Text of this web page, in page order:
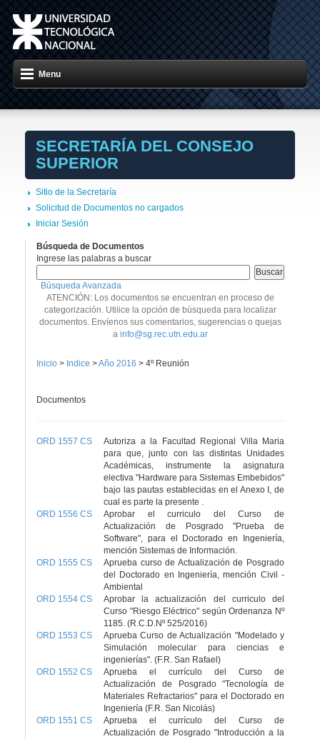
Menu
SECRETARÍA DEL CONSEJO
SUPERIOR
Sitio de la Secretaría
Solicitud de Documentos no cargados
Iniciar Sesión
Búsqueda de Documentos
Ingrese las palabras a buscar
Búsqueda Avanzada
ATENCIÓN: Los documentos se encuentran en proceso de
categorización. Utilice la opción de búsqueda para localizar
documentos. Envíenos sus comentarios, sugerencias o quejas
a info@sg.rec.utn.edu.ar
Inicio > Indice >Año 2016 > 4º Reunión
Documentos
ORD 1557 CS
Autoriza a la Facultad Regional Villa Maria
para que, junto con las distintas Unidades
Académicas, instrumente la asignatura
electiva "Hardware para Sistemas Embebidos"
bajo las pautas establecidas en el Anexo I, de
cual es parte la presente .
ORD 1556 CS
Aprobar el curriculo del Curso de
Actualización de Posgrado "Prueba de
Software", para el Doctorado en Ingeniería,
mención Sistemas de Información.
ORD 1555 CS
Aprueba curso de Actualización de Posgrado
del Doctorado en Ingeniería, mención Civil -
Ambiental
ORD 1554 CS
Aprobar la actualización del curriculo del
Curso "Riesgo Eléctrico" según Ordenanza Nº
1185. (R.C.D.Nº 525/2016)
ORD 1553 CS
Aprueba Curso de Actualización "Modelado y
Simulación molecular para ciencias e
ingenierías". (F.R. San Rafael)
ORD 1552 CS
Aprueba el currículo del Curso de
Actualización de Posgrado "Tecnología de
Materiales Refractarios" para el Doctorado en
Ingeniería (F.R. San Nicolás)
ORD 1551 CS
Aprueba el currículo del Curso de
Actualización de Posgrado "Introducción a la